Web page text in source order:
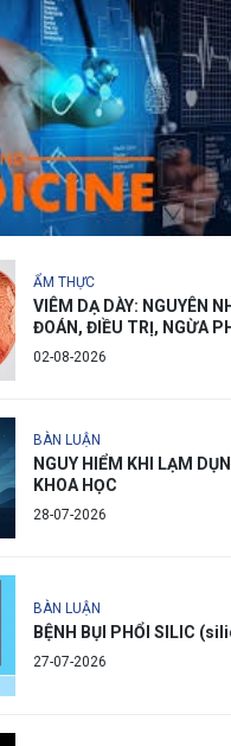
ẨM THỰC
VIÊM DẠ DÀY: NGUYÊN
ĐOÁN, ĐIỀU TRỊ, NGỪA
02-08-2026
BÀN LUẬN
NGUY HIỂM KHI LẠM
KHOA HỌC
28-07-2026
BÀN LUẬN
BỆNH BỤI PHỔI SILIC
27-07-2026